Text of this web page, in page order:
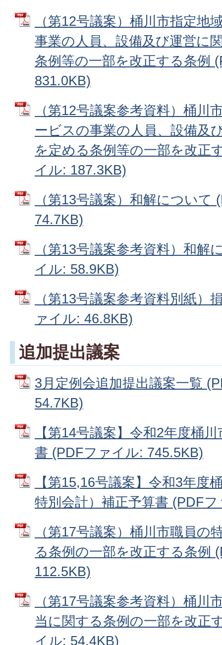
（第12号議案）桶川市指定地
事業の人員、設備及び運営に
条例等の一部を改正する条例
831.0KB)
（第12号議案参考資料）桶川
ービスの事業の人員、設備及
を定める条例等の一部を改正
イル: 187.3KB)
（第13号議案）和解について
74.7KB)
（第13号議案参考資料）和解
イル: 58.9KB)
（第13号議案参考資料別紙）
ァイル: 46.8KB)
追加提出議案
3月定例会追加提出議案一覧
54.7KB)
【第14号議案】令和2年度桶
書 (PDFファイル: 745.5KB)
【第15,16号議案】令和3年度
特別会計）補正予算書 (PDF
（第17号議案）桶川市職員の
る条例の一部を改正する条例
112.5KB)
（第17号議案参考資料）桶川
当に関する条例の一部を改正
イル: 54.4KB)